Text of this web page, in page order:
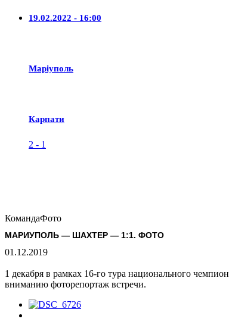
19.02.2022 - 16:00
Маріуполь
Карпати
2 - 1
КомандаФото
МАРИУПОЛЬ — ШАХТЕР — 1:1. ФОТО
01.12.2019
1 декабря в рамках 16-го тура национального
вниманию фоторепортаж встречи.